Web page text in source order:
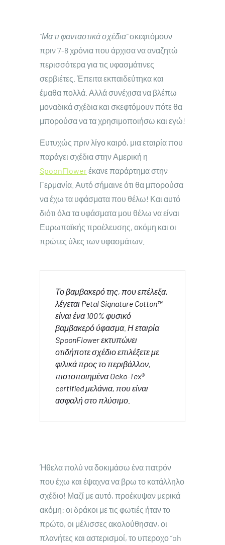
“Μα τι φανταστικά σχέδια”σκεφτόμουν
πριν 7-8 χρόνια που άρχισα να αναζητώ
περισσότερα για τις υφασμάτινες
σερβιέτες. Έπειτα εκπαιδεύτηκα και
έμαθα πολλά. Αλλά συνέχισα να βλέπω
μοναδικά σχέδια και σκεφτόμουν πότε θα
μπορούσα να τα χρησιμοποιήσω και εγώ!
Ευτυχώς πριν λίγο καιρό, μια εταιρία που
παράγει σχέδια στην Αμερική η
SpoonFlowerέκανε παράρτημα στην
Γερμανία. Αυτό σήμαινε ότι θα μπορούσα
να έχω τα υφάσματα που θέλω! Και αυτό
διότι όλα τα υφάσματα μου θέλω να είναι
Ευρωπαϊκής προέλευσης, ακόμη και οι
πρώτες ύλες των υφασμάτων.
Το βαμβακερό της, που επέλεξα,
λέγεται Petal Signature Cotton™
είναι ένα 100% φυσικό
βαμβακερό ύφασμα. Η εταιρία
SpoonFlower εκτυπώνει
οτιδήποτε σχέδιο επιλέξετε με
φιλικά προς το περιβάλλον,
πιστοποιημένα Oeko-Tex®
certified μελάνια, που είναι
ασφαλή στο πλύσιμο.
Ήθελα πολύ να δοκιμάσω ένα πατρόν
που έχω και έψαχνα να βρω το κατάλληλο
σχέδιο! Μαζί με αυτό, προέκυψαν μερικά
ακόμη: οι δράκοι με τις φωτιές ήταν το
πρώτο, οι μέλισσες ακολούθησαν, οι
πλανήτες και αστερισμοί, το υπεροχο “oh